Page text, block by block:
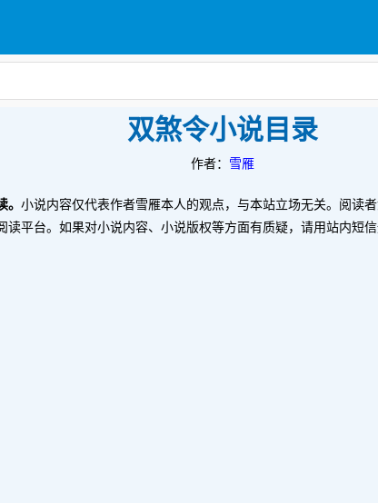
双煞令小说目录
作者： 雪雁
小说内容仅代表作者雪雁本人的观点，与本站立场无关。阅读
平台。如果对小说内容、小说版权等方面有质疑，请用站内短